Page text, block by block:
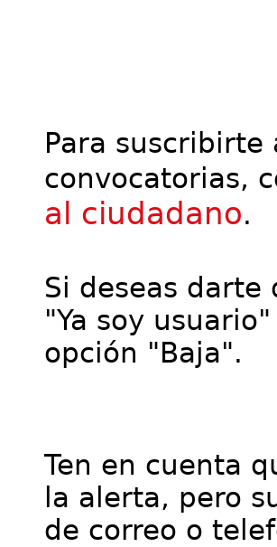
Para
convocatorias,
al ciudadano.
Si deseas
"Ya soy
opción "Baja".
Ten en cuenta
la alerta, pero
de correo o